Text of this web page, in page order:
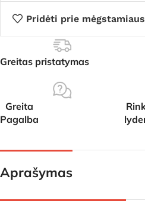
Pridėti prie
Greitas pristatymas
Greita
Pagalba
Aprašymas